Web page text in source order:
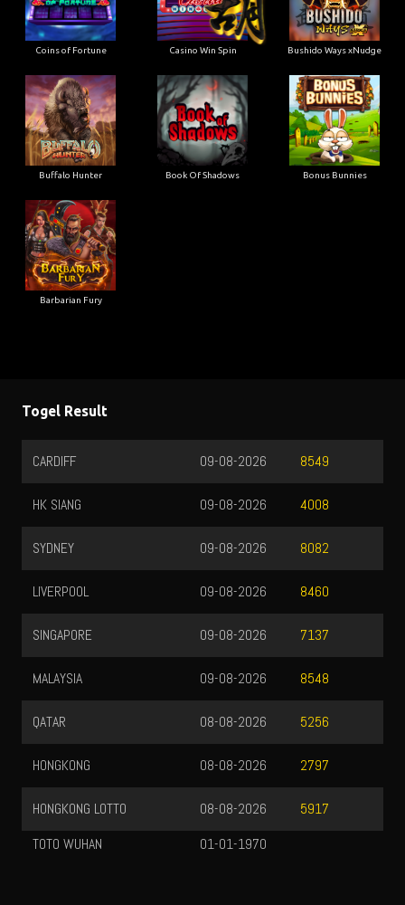
Coins of Fortune Casino Win Spin Bushido Ways xNudge
Buffalo Hunter Book Of Shadows Bonus Bunnies
Barbarian Fury
Togel Result
CARDIFF 8549
09-08-2026
HK SIANG 4008
09-08-2026
SYDNEY 8082
09-08-2026
LIVERPOOL 8460
09-08-2026
SINGAPORE 7137
09-08-2026
MALAYSIA 8548
09-08-2026
QATAR 5256
08-08-2026
HONGKONG 2797
08-08-2026
HONGKONG LOTTO 5917
08-08-2026
TOTO WUHAN
01-01-1970